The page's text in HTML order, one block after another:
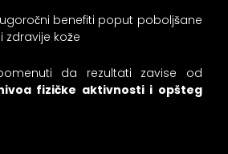
benefiti poput poboljšane
zdravije kože
da rezultati zavise od
fizičke aktivnosti i opšteg